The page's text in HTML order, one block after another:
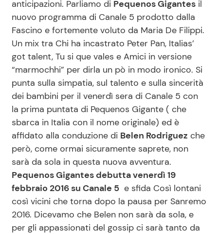
Seguici
Info
Chi siamo
Disclaimer e Privacy
Redazione
Contattaci
Pubblicità
Privacy Policy
anticipazioni. Parliamo di Pequenos Gigantes il
nuovo programma di Canale 5 prodotto dalla
Fascino e fortemente voluto da Maria De Filippi.
Un mix tra Chi ha incastrato Peter Pan, Italias’
got talent, Tu si que vales e Amici in versione
“marmochhi” per dirla un pò in modo ironico. Si
punta sulla simpatia, sul talento e sulla sincerità
dei bambini per il venerdì sera di Canale 5 con
la prima puntata di Pequenos Gigante ( che
sbarca in Italia con il nome originale) ed è
affidato alla conduzione di Belen Rodriguez che
però, come ormai sicuramente saprete, non
sarà da sola in questa nuova avventura.
Pequenos Gigantes debutta venerdì 19
febbraio 2016 su Canale 5 e sfida Così lontani
così vicini che torna dopo la pausa per Sanremo
2016. Dicevamo che Belen non sarà da sola, e
per gli appassionati del gossip ci sarà tanto da